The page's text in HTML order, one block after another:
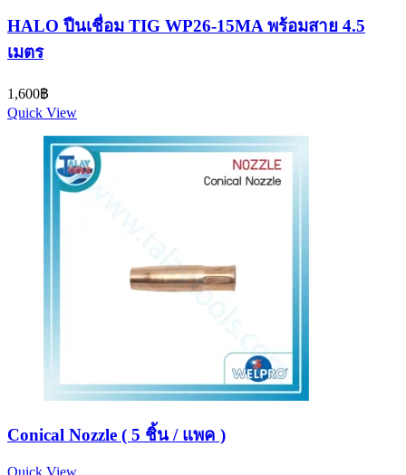
HALO ปืนเชื่อม TIG WP26-15MA พร้อมสาย 4.5
เมตร
1,600฿
Quick View
Conical Nozzle ( 5 ชิ้น / แพค )